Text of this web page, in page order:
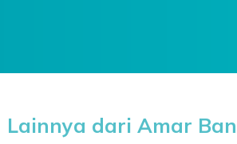
Lainnya dari Amar